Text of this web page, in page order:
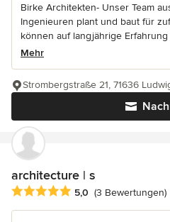
Birke Architekten- Unser Team
Ingenieuren plant und baut für
können auf langjährige Erfahrung
Mehr
Strombergstraße 21, 71636
architecture | s
Durchschnittliche Bewertung: 5
5,0 (3 Bewertungen)